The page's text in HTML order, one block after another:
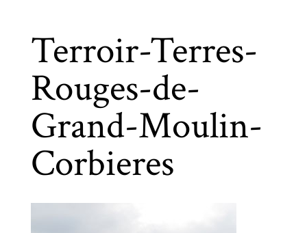
Terroir-Terres-
Rouges-de-
Grand-Moulin-
Corbieres